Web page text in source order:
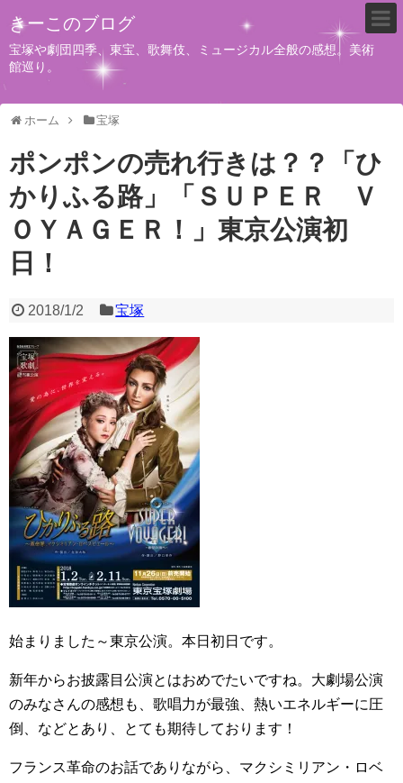
きーこのブログ
宝塚や劇団四季、東宝、歌舞伎、ミュージカル全般の感想。美術
館巡り。
ホーム 宝塚
ポンポンの売れ行きは？？「ひ
かりふる路」「ＳＵＰＥＲ Ｖ
ＯＹＡＧＥＲ！」東京公演初
日！
2018/1/2 宝塚
始まりました～東京公演。本日初日です。
新年からお披露目公演とはおめでたいですね。大劇場公演
のみなさんの感想も、歌唱力が最強、熱いエネルギーに圧
倒、などとあり、とても期待しております！
フランス革命のお話でありながら、マクシミリアン・ロベ